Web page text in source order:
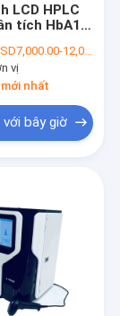
LCD HPLC
tích HbA1c
2% Tương
12,000.00/Unit
vị
nhất
với bây giờ